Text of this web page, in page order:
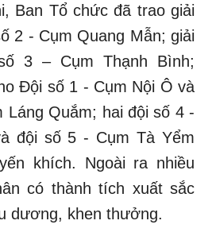
Ban Tổ chức đã trao giải
2 - Cụm Quang Mẫn; giải
3 – Cụm Thạnh Bình;
Đội số 1 - Cụm Nội Ô và
Láng Quắm; hai đội số 4 -
đội số 5 - Cụm Tà Yểm
khích. Ngoài ra nhiều
có thành tích xuất sắc
dương, khen thưởng.